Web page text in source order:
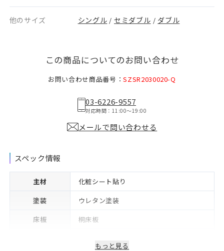
他のサイズ シングル / セミダブル / ダブル
この商品についてのお問い合わせ
お問い合わせ商品番号：SZSR2030020-Q
03-6226-9557
対応時間：11:00〜19:00
メールで問い合わせる
スペック情報
主材
化粧シート貼り
塗装
ウレタン塗装
床板
桐床板
もっと見る